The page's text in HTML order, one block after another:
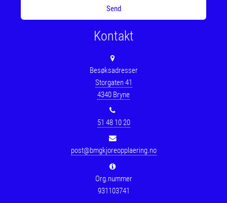
Kontakt
Besøksadresser
Storgaten 41
4340 Bryne
51 48 10 20
post@bmgkjoreopplaering.no
Org.nummer
931103741